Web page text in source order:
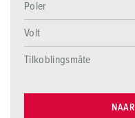
Poler
Volt
Tilkoblingsmåte